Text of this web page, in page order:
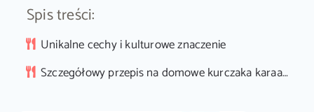
Sklep PrimeCook
Spis treści:
Unikalne cechy i kulturowe znaczenie
Szczegółowy przepis na domowe kurczaka karaage